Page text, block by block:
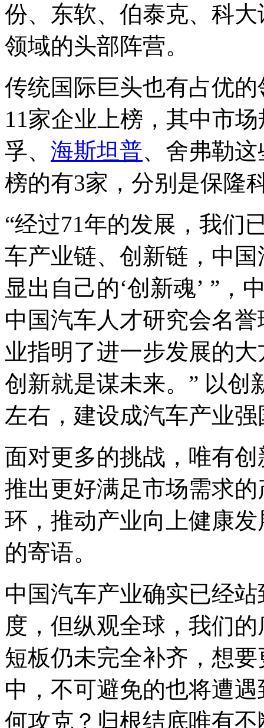
份、东软、伯泰克、科
领域的头部阵营。
传统国际巨头也有占优
11家企业上榜，其中市
孚、 海斯坦普、舍弗勒
榜的有3家，分别是保隆
“经过71年的发展，我们
车产业链、创新链，中
显出自己的‘创新魂’ ”，
中国汽车人才研究会名
业指明了进一步发展的
创新就是谋未来。” 以创
左右，建设成汽车产业
面对更多的挑战，唯有
推出更好满足市场需求
环，推动产业向上健康
的寄语。
中国汽车产业确实已经
度，但纵观全球，我们
短板仍未完全补齐，想
中，不可避免的也将遭
何攻克？归根结底唯有